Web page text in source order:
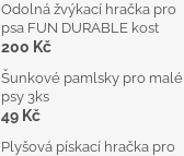
Odolná žvýkací hračka pro
psa FUN DURABLE kost
200 Kč
Šunkové pamlsky pro malé
psy 3ks
49 Kč
Plyšová pískací hračka pro